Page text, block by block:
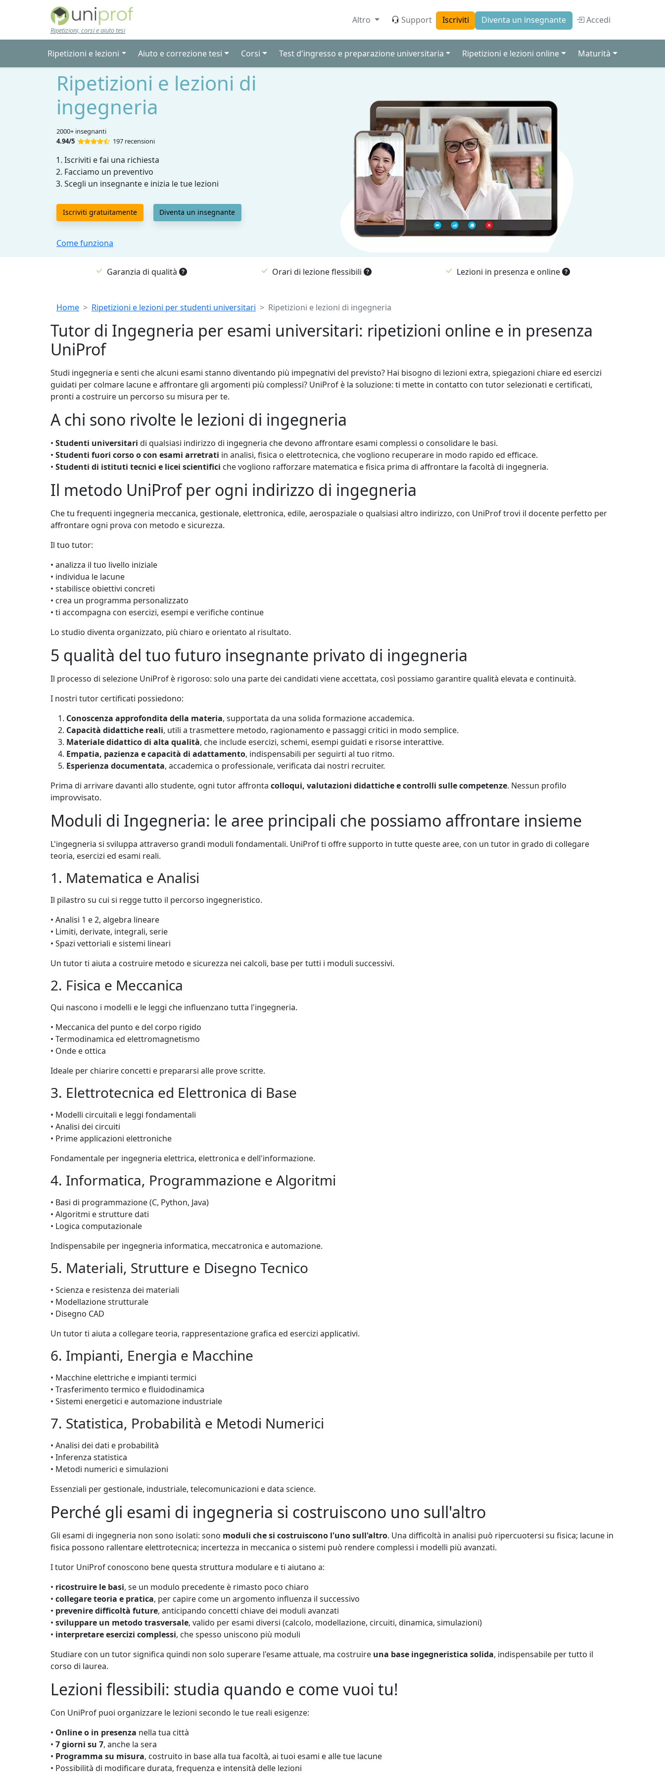
Skip to main content
Ripetizioni, corsi e aiuto tesi
Altro Support Iscriviti Diventa un insegnante Accedi
Ripetizioni e lezioni Aiuto e correzione tesi Corsi Test d'ingresso e preparazione universitaria Ripetizioni e lezioni online Maturità
Ripetizioni e lezioni di
ingegneria
2000+ insegnanti
4.94/5
197 recensioni
Iscriviti e fai una richiesta
Facciamo un preventivo
Scegli un insegnante e inizia le tue lezioni
Iscriviti gratuitamente Diventa un insegnante
Come funziona
Garanzia di qualità Orari di lezione flessibili Lezioni in presenza e online
Breadcrumb
Home Ripetizioni e lezioni per studenti universitari Ripetizioni e lezioni di ingegneria
Tutor di Ingegneria per esami universitari: ripetizioni online e in presenza
UniProf
Studi ingegneria e senti che alcuni esami stanno diventando più impegnativi del previsto? Hai bisogno di lezioni extra, spiegazioni chiare ed esercizi
guidati per colmare lacune e affrontare gli argomenti più complessi? UniProf è la soluzione: ti mette in contatto con tutor selezionati e certificati,
pronti a costruire un percorso su misura per te.
A chi sono rivolte le lezioni di ingegneria
• Studenti universitari di qualsiasi indirizzo di ingegneria che devono affrontare esami complessi o consolidare le basi.
• Studenti fuori corso o con esami arretrati in analisi, fisica o elettrotecnica, che vogliono recuperare in modo rapido ed efficace.
• Studenti di istituti tecnici e licei scientifici che vogliono rafforzare matematica e fisica prima di affrontare la facoltà di ingegneria.
Il metodo UniProf per ogni indirizzo di ingegneria
Che tu frequenti ingegneria meccanica, gestionale, elettronica, edile, aerospaziale o qualsiasi altro indirizzo, con UniProf trovi il docente perfetto per
affrontare ogni prova con metodo e sicurezza.
Il tuo tutor:
• analizza il tuo livello iniziale
• individua le lacune
• stabilisce obiettivi concreti
• crea un programma personalizzato
• ti accompagna con esercizi, esempi e verifiche continue
Lo studio diventa organizzato, più chiaro e orientato al risultato.
5 qualità del tuo futuro insegnante privato di ingegneria
Il processo di selezione UniProf è rigoroso: solo una parte dei candidati viene accettata, così possiamo garantire qualità elevata e continuità.
I nostri tutor certificati possiedono:
Conoscenza approfondita della materia, supportata da una solida formazione accademica.
Capacità didattiche reali, utili a trasmettere metodo, ragionamento e passaggi critici in modo semplice.
Materiale didattico di alta qualità, che include esercizi, schemi, esempi guidati e risorse interattive.
Empatia, pazienza e capacità di adattamento, indispensabili per seguirti al tuo ritmo.
Esperienza documentata, accademica o professionale, verificata dai nostri recruiter.
Prima di arrivare davanti allo studente, ogni tutor affronta colloqui, valutazioni didattiche e controlli sulle competenze. Nessun profilo
improvvisato.
Moduli di Ingegneria: le aree principali che possiamo affrontare insieme
L'ingegneria si sviluppa attraverso grandi moduli fondamentali. UniProf ti offre supporto in tutte queste aree, con un tutor in grado di collegare
teoria, esercizi ed esami reali.
1. Matematica e Analisi
Il pilastro su cui si regge tutto il percorso ingegneristico.
• Analisi 1 e 2, algebra lineare
• Limiti, derivate, integrali, serie
• Spazi vettoriali e sistemi lineari
Un tutor ti aiuta a costruire metodo e sicurezza nei calcoli, base per tutti i moduli successivi.
2. Fisica e Meccanica
Qui nascono i modelli e le leggi che influenzano tutta l'ingegneria.
• Meccanica del punto e del corpo rigido
• Termodinamica ed elettromagnetismo
• Onde e ottica
Ideale per chiarire concetti e prepararsi alle prove scritte.
3. Elettrotecnica ed Elettronica di Base
• Modelli circuitali e leggi fondamentali
• Analisi dei circuiti
• Prime applicazioni elettroniche
Fondamentale per ingegneria elettrica, elettronica e dell'informazione.
4. Informatica, Programmazione e Algoritmi
• Basi di programmazione (C, Python, Java)
• Algoritmi e strutture dati
• Logica computazionale
Indispensabile per ingegneria informatica, meccatronica e automazione.
5. Materiali, Strutture e Disegno Tecnico
• Scienza e resistenza dei materiali
• Modellazione strutturale
• Disegno CAD
Un tutor ti aiuta a collegare teoria, rappresentazione grafica ed esercizi applicativi.
6. Impianti, Energia e Macchine
• Macchine elettriche e impianti termici
• Trasferimento termico e fluidodinamica
• Sistemi energetici e automazione industriale
7. Statistica, Probabilità e Metodi Numerici
• Analisi dei dati e probabilità
• Inferenza statistica
• Metodi numerici e simulazioni
Essenziali per gestionale, industriale, telecomunicazioni e data science.
Perché gli esami di ingegneria si costruiscono uno sull'altro
Gli esami di ingegneria non sono isolati: sono moduli che si costruiscono l'uno sull'altro. Una difficoltà in analisi può ripercuotersi su fisica; lacune in
fisica possono rallentare elettrotecnica; incertezza in meccanica o sistemi può rendere complessi i modelli più avanzati.
I tutor UniProf conoscono bene questa struttura modulare e ti aiutano a:
• ricostruire le basi, se un modulo precedente è rimasto poco chiaro
• collegare teoria e pratica, per capire come un argomento influenza il successivo
• prevenire difficoltà future, anticipando concetti chiave dei moduli avanzati
• sviluppare un metodo trasversale, valido per esami diversi (calcolo, modellazione, circuiti, dinamica, simulazioni)
• interpretare esercizi complessi, che spesso uniscono più moduli
Studiare con un tutor significa quindi non solo superare l'esame attuale, ma costruire una base ingegneristica solida, indispensabile per tutto il
corso di laurea.
Lezioni flessibili: studia quando e come vuoi tu!
Con UniProf puoi organizzare le lezioni secondo le tue reali esigenze:
• Online o in presenza nella tua città
• 7 giorni su 7, anche la sera
• Programma su misura, costruito in base alla tua facoltà, ai tuoi esami e alle tue lacune
• Possibilità di modificare durata, frequenza e intensità delle lezioni